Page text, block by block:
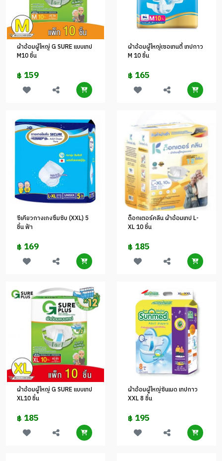
ผ้าอ้อมผู้ใหญ่ G SURE แบบเทป
M10 ชิ้น
฿ 159
ผ้าอ้อมผู้ใหญ่เซอเทนตี้ เทปกาว
M 10 ชิ้น
฿ 165
ซีเคียวกางเกงซึมซับ (XXL) 5
ชิ้น ฟ้า
฿ 169
ด็อกเตอร์คลีน ผ้าอ้อมเทป L-
XL 10 ชิ้น
฿ 185
ผ้าอ้อมผู้ใหญ่ G SURE แบบเทป
XL10 ชิ้น
฿ 185
ผ้าอ้อมผู้ใหญ่ซันเมด เทปกาว
XXL 8 ชิ้น
฿ 195